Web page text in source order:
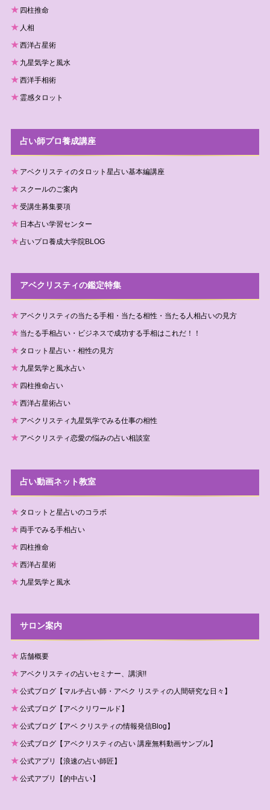
四柱推命
人相
西洋占星術
九星気学と風水
西洋手相術
霊感タロット
占い師プロ養成講座
アベクリスティのタロット星占い基本編講座
スクールのご案内
受講生募集要項
日本占い学習センター
占いプロ養成大学院BLOG
アベクリスティの鑑定特集
アベクリスティの当たる手相・当たる相性・当たる人相占いの見方
当たる手相占い・ビジネスで成功する手相はこれだ！！
タロット星占い・相性の見方
九星気学と風水占い
四柱推命占い
西洋占星術占い
アベクリスティ九星気学でみる仕事の相性
アベクリスティ恋愛の悩みの占い相談室
占い動画ネット教室
タロットと星占いのコラボ
両手でみる手相占い
四柱推命
西洋占星術
九星気学と風水
サロン案内
店舗概要
アベクリスティの占いセミナー、講演!!
公式ブログ【マルチ占い師・アベク リスティの人間研究な日々】
公式ブログ【アベクリワールド】
公式ブログ【アベ クリスティの情報発信Blog】
公式ブログ【アベクリスティの占い 講座無料動画サンプル】
公式アプリ【浪速の占い師匠】
公式アプリ【的中占い】